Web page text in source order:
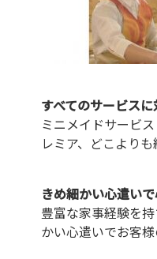
すべてのサービスに
ミニメイドサービ
レミア、どこより
きめ細かい心遣い
豊富な家事経験を
かい心遣いでお客